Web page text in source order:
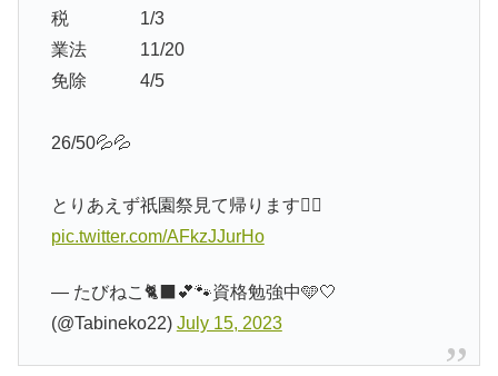
税 1/3
業法 11/20
免除 4/5
26/50💦💦
とりあえず祇園祭見て帰ります🙋‍♀️
pic.twitter.com/AFkzJJurHo
— たびねこ🐈‍⬛💕🐾資格勉強中🩵🤍
(@Tabineko22) July 15, 2023